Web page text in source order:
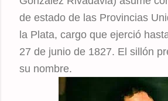
de estado de las Provincias
la Plata, cargo que ejerció
27 de junio de 1827. El sillón
su nombre.